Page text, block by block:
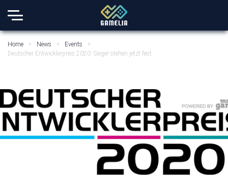
Home News
Events
Deutscher Entwicklerpreis 2020: Sieger stehen jetzt fest